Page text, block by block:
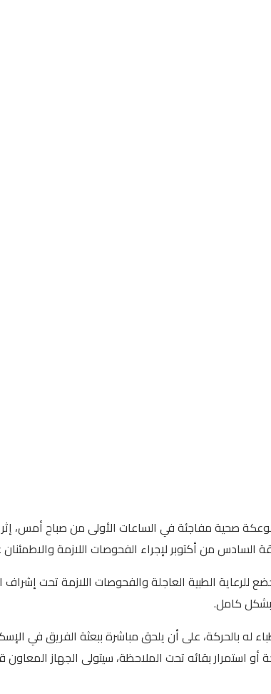
لوعكة صحية مفاجئة في الساعات الأولى من صباح
من أكتوبر لإجراء الفحوصات اللازمة والاطمئنان
الطبية العاجلة والفحوصات اللازمة تحت إشراف
بشكل كامل.
بالحركة، على أن يلحق مباشرة ببعثة الفريق في
بقائه تحت الملاحظة، سيتولى الجهاز المعاون